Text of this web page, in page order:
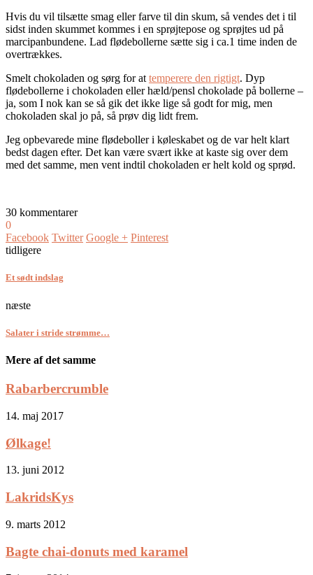
Hvis du vil tilsætte smag eller farve til din skum, så vendes det i til
sidst inden skummet kommes i en sprøjtepose og sprøjtes ud på
marcipanbundene. Lad flødebollerne sætte sig i ca.1 time inden de
overtrækkes.
Smelt chokoladen og sørg for at temperere den rigtigt. Dyp
flødebollerne i chokoladen eller hæld/pensl chokolade på bollerne –
ja, som I nok kan se så gik det ikke lige så godt for mig, men
chokoladen skal jo på, så prøv dig lidt frem.
Jeg opbevarede mine flødeboller i køleskabet og de var helt klart
bedst dagen efter. Det kan være svært ikke at kaste sig over dem
med det samme, men vent indtil chokoladen er helt kold og sprød.
30 kommentarer
0
Facebook Twitter Google + Pinterest
tidligere
Et sødt indslag
næste
Salater i stride strømme…
Mere af det samme
Rabarbercrumble
14. maj 2017
Ølkage!
13. juni 2012
LakridsKys
9. marts 2012
Bagte chai-donuts med karamel